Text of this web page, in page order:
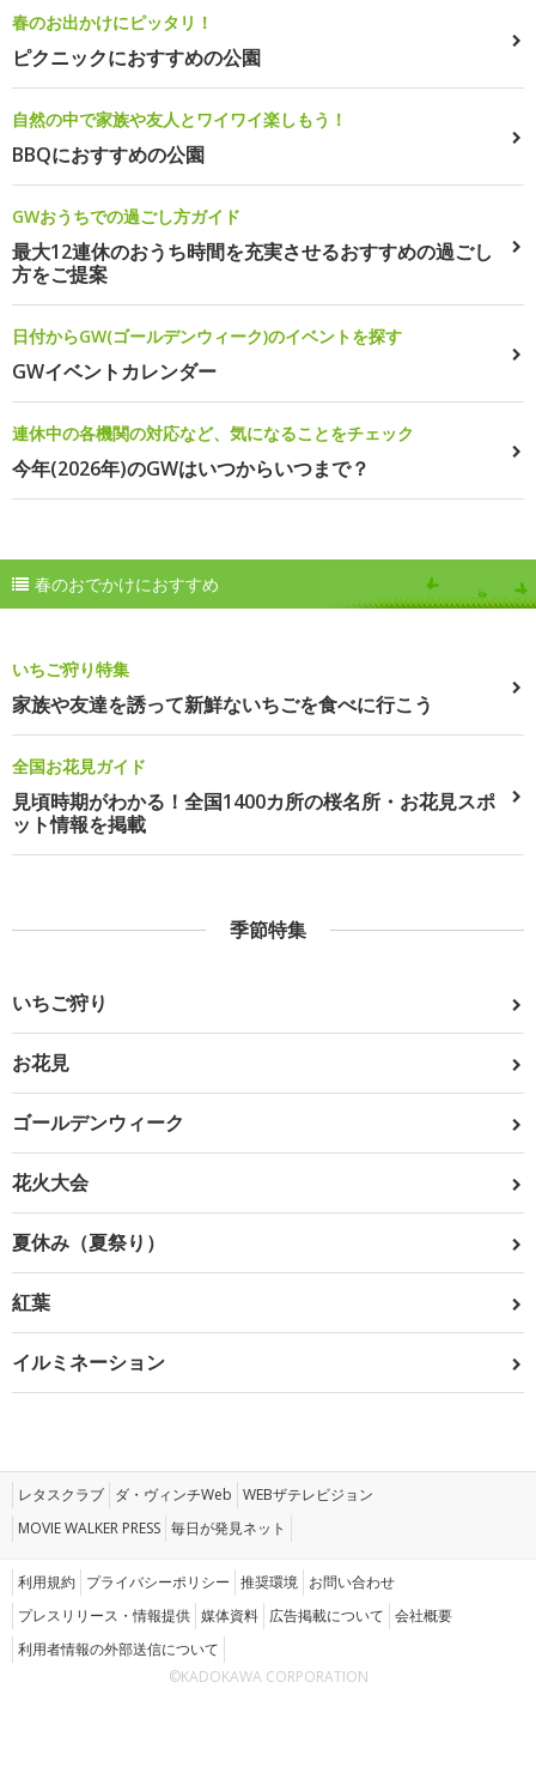
春のお出かけにピッタリ！
ピクニックにおすすめの公園
自然の中で家族や友人とワイワイ楽しもう！
BBQにおすすめの公園
GWおうちでの過ごし方ガイド
最大12連休のおうち時間を充実させるおすすめの過ごし
方をご提案
日付からGW(ゴールデンウィーク)のイベントを探す
GWイベントカレンダー
連休中の各機関の対応など、気になることをチェック
今年(2026年)のGWはいつからいつまで？
春のおでかけにおすすめ
いちご狩り特集
家族や友達を誘って新鮮ないちごを食べに行こう
全国お花見ガイド
見頃時期がわかる！全国1400カ所の桜名所・お花見スポ
ット情報を掲載
季節特集
いちご狩り
お花見
ゴールデンウィーク
花火大会
夏休み（夏祭り）
紅葉
イルミネーション
レタスクラブ ダ・ヴィンチWeb WEBザテレビジョン
MOVIE WALKER PRESS 毎日が発見ネット
利用規約 プライバシーポリシー 推奨環境 お問い合わせ
プレスリリース・情報提供 媒体資料 広告掲載について 会社概要
利用者情報の外部送信について
©KADOKAWA CORPORATION